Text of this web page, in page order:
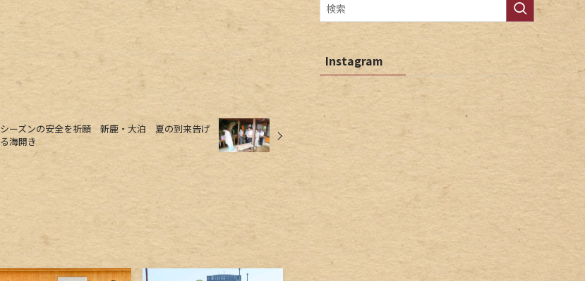
シーズンの安全を祈願 新鹿・大泊 夏の到来告げ
る海開き
Instagram